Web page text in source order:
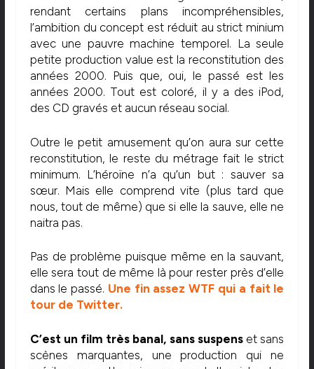
rendant certains plans incompréhensibles,
l’ambition du concept est réduit au strict minium
avec une pauvre machine temporel. La seule
petite production value est la reconstitution des
années 2000. Puis que, oui, le passé est les
années 2000. Tout est coloré, il y a des iPod,
des CD gravés et aucun réseau social.
Outre le petit amusement qu’on aura sur cette
reconstitution, le reste du métrage fait le strict
minimum. L’héroïne n’a qu’un but : sauver sa
sœur. Mais elle comprend vite (plus tard que
nous, tout de même) que si elle la sauve, elle ne
naitra pas.
Pas de problème puisque même en la sauvant,
elle sera tout de même là pour rester près d’elle
dans le passé. Une fin assez WTF qui a fait le
tour de Twitter.
C’est un film très banal, sans suspenset sans
scènes marquantes, une production qui ne